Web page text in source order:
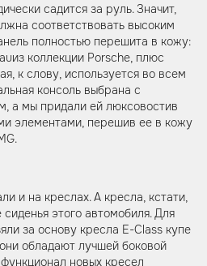
садится за руль. Значит,
соответствовать высоким
полностью перешита в кожу:
коллекции Porsche, плюс
к слову, используется во всем
консоль выбрана с
а мы придали ей люксовостив
элементами, перешив ее в кожу
и на креслах. А кресла, кстати,
этого автомобиля. Для
за основу кресла E-Class купе
обладают лучшей боковой
новых кресел